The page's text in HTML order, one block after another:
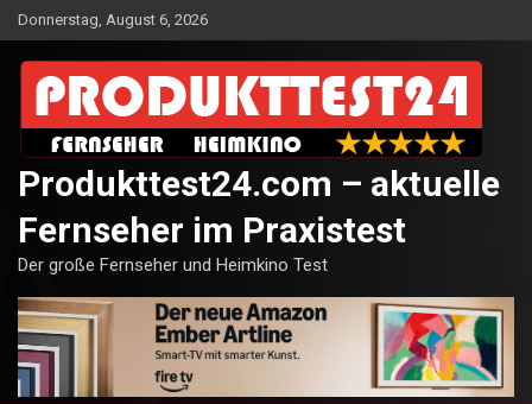
Skip
to
content
Donnerstag, August 6, 2026
Produkttest24.com – aktuelle
Fernseher im Praxistest
Der große Fernseher und Heimkino Test